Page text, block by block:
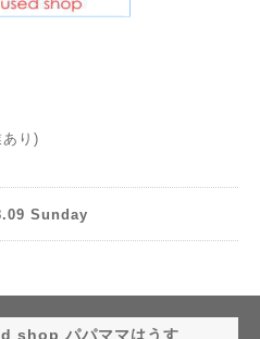
り)
Sunday
shop パパママはうす